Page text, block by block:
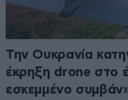
Την Ουκρανία
έκρηξη drone στο
εσκεμμένο